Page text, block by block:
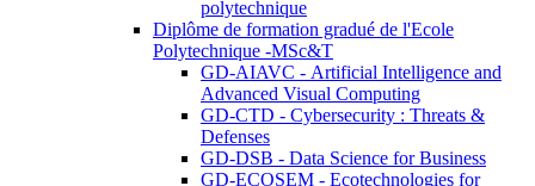
polytechnique
Diplôme de formation gradué de l'Ecole
Polytechnique -MSc&T
GD-AIAVC - Artificial Intelligence and
Advanced Visual Computing
GD-CTD - Cybersecurity : Threats &
Defenses
GD-DSB - Data Science for Business
GD-ECOSEM - Ecotechnologies for